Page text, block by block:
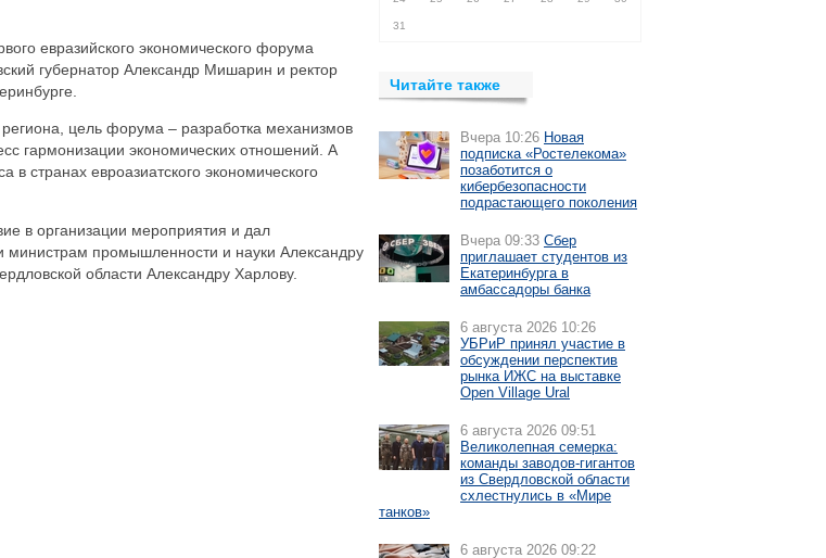
евразийского экономического форума
губернатор Александр Мишарин и ректор
цель форума – разработка механизмов
гармонизации экономических отношений. А
в странах евроазиатского экономического
в организации мероприятия и дал
министрам промышленности и науки Александру
области Александру Харлову.
31
Читайте также
Вчера 10:26 Новая
подписка «Ростелекома»
позаботится о
кибербезопасности
подрастающего поколения
Вчера 09:33 Сбер
приглашает студентов из
Екатеринбурга в
амбассадоры банка
6 августа 2026 10:26
УБРиР принял участие в
обсуждении перспектив
рынка ИЖС на выставке
Open Village Ural
6 августа 2026 09:51
Великолепная семерка:
команды заводов-гигантов
из Свердловской области
схлестнулись в «Мире
танков»
6 августа 2026 09:22